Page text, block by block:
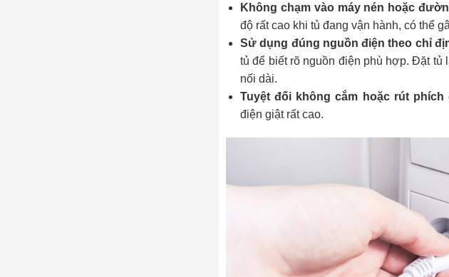
Không chạm vào máy nén hoặc
độ rất cao khi tủ đang vận hành, có thể
Sử dụng đúng nguồn điện theo chỉ
tủ để biết rõ nguồn điện phù hợp. Đặt tủ
nối dài.
Tuyệt đối không cắm hoặc rút
điện giật rất cao.